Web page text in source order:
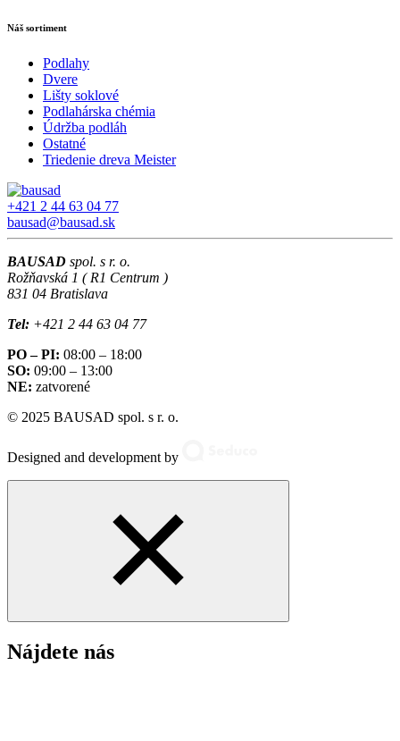
Náš sortiment
Podlahy
Dvere
Lišty soklové
Podlahárska chémia
Údržba podláh
Ostatné
Triedenie dreva Meister
+421 2 44 63 04 77
bausad@bausad.sk
BAUSAD spol. s r. o.
Rožňavská 1 ( R1 Centrum )
831 04 Bratislava
Tel: +421 2 44 63 04 77
PO – PI: 08:00 – 18:00
SO: 09:00 – 13:00
NE: zatvorené
© 2025 BAUSAD spol. s r. o.
Designed and development by
Nájdete nás